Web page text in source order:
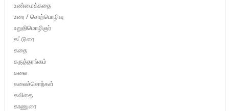
உண்மைக்கதை
உரை / சொற்பொழிவு
உறுதிமொழிஞர்
கட்டுரை
கதை
கருத்தரங்கம்
கலை
கலைச்சொற்கள்
கவிதை
காணுரை